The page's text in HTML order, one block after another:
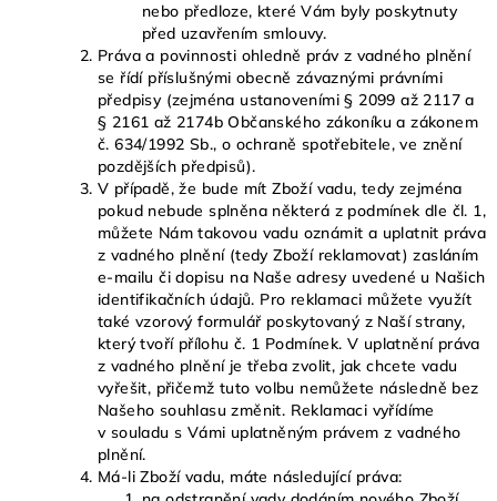
nebo předloze, které Vám byly poskytnuty
před uzavřením smlouvy.
Práva a povinnosti ohledně práv z vadného plnění
se řídí příslušnými obecně závaznými právními
předpisy (zejména ustanoveními § 2099 až 2117 a
§ 2161 až 2174b Občanského zákoníku a zákonem
č. 634/1992 Sb., o ochraně spotřebitele, ve znění
pozdějších předpisů).
V případě, že bude mít Zboží vadu, tedy zejména
pokud nebude splněna některá z podmínek dle čl. 1,
můžete Nám takovou vadu oznámit a uplatnit práva
z vadného plnění (tedy Zboží reklamovat) zasláním
e-mailu či dopisu na Naše adresy uvedené u Našich
identifikačních údajů. Pro reklamaci můžete využít
také vzorový formulář poskytovaný z Naší strany,
který tvoří přílohu č. 1 Podmínek. V uplatnění práva
z vadného plnění je třeba zvolit, jak chcete vadu
vyřešit, přičemž tuto volbu nemůžete následně bez
Našeho souhlasu změnit. Reklamaci vyřídíme
v souladu s Vámi uplatněným právem z vadného
plnění.
Má-li Zboží vadu, máte následující práva: